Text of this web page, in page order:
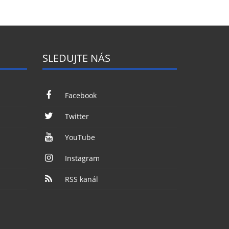
SLEDUJTE NÁS
Facebook
Twitter
YouTube
Instagram
RSS kanál